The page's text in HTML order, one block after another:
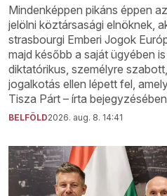
Mindenképpen pikáns éppen
jelölni köztársasági elnöknek,
strasbourgi Emberi Jogok
majd később a saját ügyében
diktatórikus, személyre
jogalkotás ellen lépett fel,
Tisza Párt – írta
BELFÖLD2026. aug. 8. 14:41